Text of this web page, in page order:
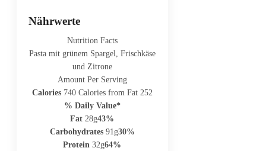
Nährwerte
Nutrition Facts
Pasta mit grünem Spargel, Frischkäse
und Zitrone
Amount Per Serving
Calories740 Calories from Fat 252
% Daily Value*
Fat 28g43%
Carbohydrates91g30%
Protein 32g64%